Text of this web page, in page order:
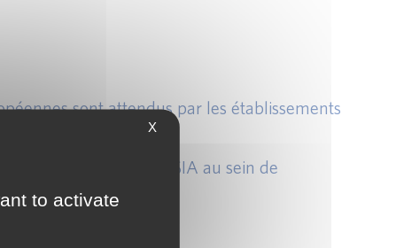
sont attendus par les établissements
niveau de risque des SIA au sein de
X
to activate